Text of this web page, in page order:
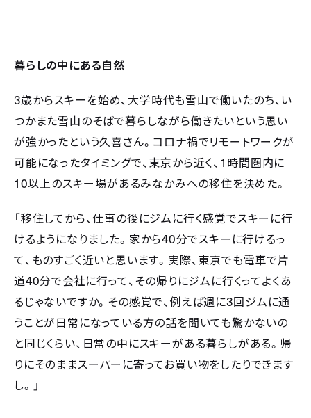
暮らしの中にある自然
3歳からスキーを始め、大学時代も雪山で働いたのち、い
つかまた雪山のそばで暮らしながら働きたいという思い
が強かったという久喜さん。コロナ禍でリモートワークが
可能になったタイミングで、東京から近く、 1 時間圏内に
10以上のスキー場があるみなかみへの移住を決めた。
「移住してから、仕事の後にジムに行く感覚でスキーに行
けるようになりました。家から40分でスキーに行けるっ
て、ものすごく近いと思います。実際、東京でも電車で片
道40分で会社に行って、その帰りにジムに行くってよくあ
るじゃないですか。その感覚で、例えば週に3回ジムに通
うことが日常になっている方の話を聞いても驚かないの
と同じくらい、日常の中にスキーがある暮らしがある。帰
りにそのままスーパーに寄ってお買い物をしたりできます
し。」